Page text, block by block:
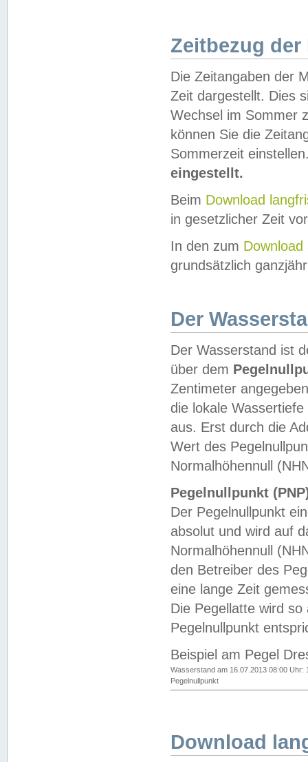
Zeitbezug der
Die Zeitangaben der
Zeit dargestellt. Dies
Wechsel im Sommer
können Sie die
Sommerzeit
eingestellt.
Beim Download
in gesetzlicher Zeit
In den zum Download
grundsätzlich
Der
Der Wasserstand ist
über dem
Zentimeter
die lokale
aus. Erst durch die
Wert des
Normalhöhennull
Pegelnullpunkt
Der Pegelnullpunkt
absolut und wird auf
Normalhöhennull
den Betreiber des
eine lange Zeit
Die Pegellatte wird
Pegelnullpunkt
Beispiel am Pegel
Wasserstand am 16.07.2013 08:00 Uhr:
Pegelnullpunkt
Download